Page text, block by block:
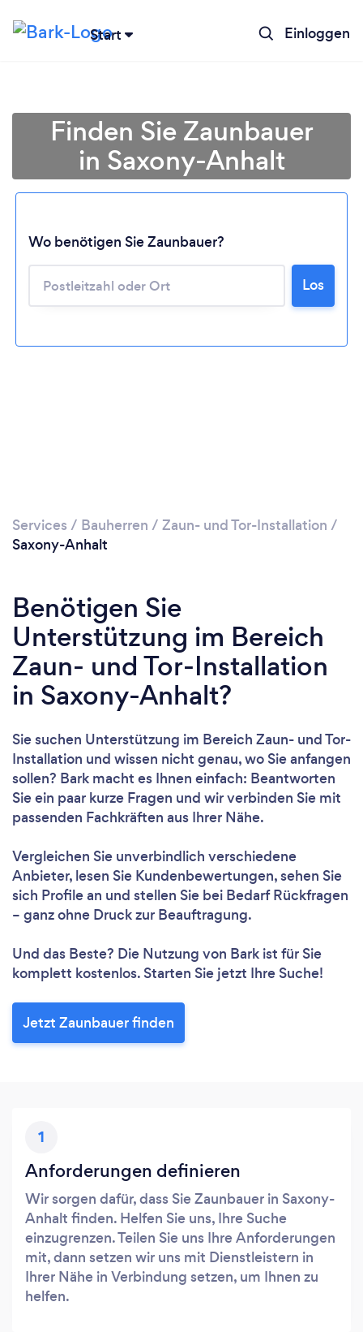
Start Einloggen
Finden Sie Zaunbauer
in Saxony-Anhalt
Wo benötigen Sie Zaunbauer?
Los
Services / Bauherren / Zaun- und Tor-Installation /
Saxony-Anhalt
Benötigen Sie
Unterstützung im Bereich
Zaun- und Tor-Installation
in Saxony-Anhalt?
Sie suchen Unterstützung im Bereich Zaun- und Tor-
Installation und wissen nicht genau, wo Sie anfangen
sollen? Bark macht es Ihnen einfach: Beantworten
Sie ein paar kurze Fragen und wir verbinden Sie mit
passenden Fachkräften aus Ihrer Nähe.
Vergleichen Sie unverbindlich verschiedene
Anbieter, lesen Sie Kundenbewertungen, sehen Sie
sich Profile an und stellen Sie bei Bedarf Rückfragen
– ganz ohne Druck zur Beauftragung.
Und das Beste? Die Nutzung von Bark ist für Sie
komplett kostenlos. Starten Sie jetzt Ihre Suche!
Jetzt Zaunbauer finden
1
Anforderungen definieren
Wir sorgen dafür, dass Sie Zaunbauer in Saxony-
Anhalt finden. Helfen Sie uns, Ihre Suche
einzugrenzen. Teilen Sie uns Ihre Anforderungen
mit, dann setzen wir uns mit Dienstleistern in
Ihrer Nähe in Verbindung setzen, um Ihnen zu
helfen.